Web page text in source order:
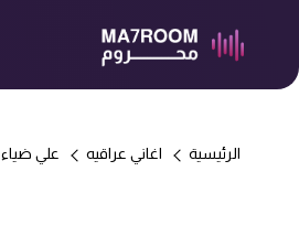
الرئيسية اغاني عراقيه علي ضياء